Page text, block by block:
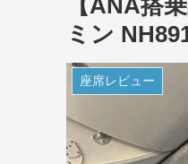
ミン
座席レビュー